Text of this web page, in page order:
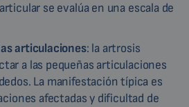
se evalúa en una escala de
articulaciones: la artrosis
a las pequeñas articulaciones
La manifestación típica es
afectadas y dificultad de